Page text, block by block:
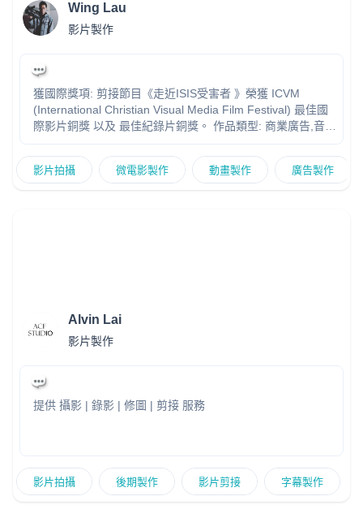
Wing Lau
影片製作
獲國際獎項: 剪接節目《走近ISIS受害者 》榮獲 ICVM
(International Christian Visual Media Film Festival) 最佳國
際影片銅獎 以及 最佳紀錄片銅獎。 作品類型: 商業廣告,音樂
本人投身電視、廣告媒體行業13年， 現為香港貿發局指定合
作宣傳影片的策劃導演。 聯絡方法: 53836869(直接來電或
影片拍攝 微電影製作 動畫製作 廣告製作
Alvin Lai
影片製作
提供 攝影 | 錄影 | 修圖 | 剪接 服務
影片拍攝 後期製作 影片剪接 字幕製作